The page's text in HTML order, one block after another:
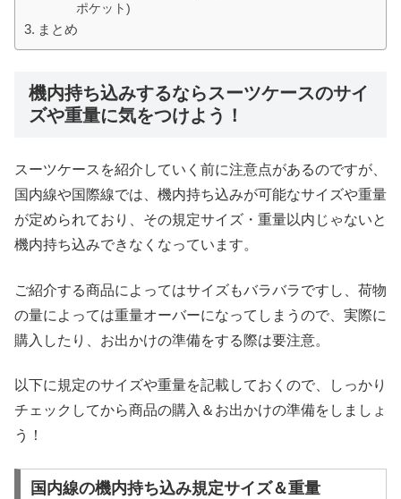
ポケット)
まとめ
機内持ち込みするならスーツケースのサイ
ズや重量に気をつけよう！
スーツケースを紹介していく前に注意点があるのですが、
国内線や国際線では、機内持ち込みが可能なサイズや重量
が定められており、その規定サイズ・重量以内じゃないと
機内持ち込みできなくなっています。
ご紹介する商品によってはサイズもバラバラですし、荷物
の量によっては重量オーバーになってしまうので、実際に
購入したり、お出かけの準備をする際は要注意。
以下に規定のサイズや重量を記載しておくので、しっかり
チェックしてから商品の購入＆お出かけの準備をしましょ
う！
国内線の機内持ち込み規定サイズ＆重量